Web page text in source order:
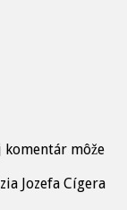
komentár môže
Jozefa Cígera